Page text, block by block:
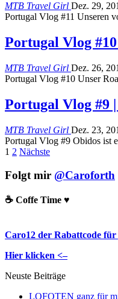
MTB Travel Girl Dez. 29,
Portugal Vlog #11 Unseren
Portugal Vlog
MTB Travel Girl Dez. 26,
Portugal Vlog #10 Unser
Portugal Vlog #9
MTB Travel Girl Dez. 23,
Portugal Vlog #9 Obidos ist
1 2 Nächste
Folgt mir @Caroforth
☕️ Coffe Time ♥️
Caro12 der Rabattcode
Hier klicken <–
Neuste Beiträge
LOFOTEN ganz für